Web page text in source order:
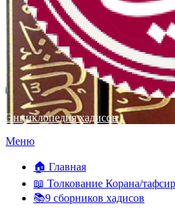
Энциклопедия хадисов
Перейти
содержимому
Меню
🏠 Главная
📖 Толкование Корана/
📚9 сборников хадисов